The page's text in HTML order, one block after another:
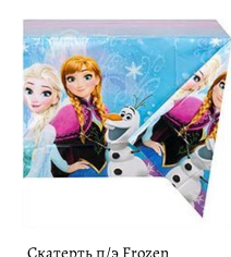
Скатерть п/э Frozen